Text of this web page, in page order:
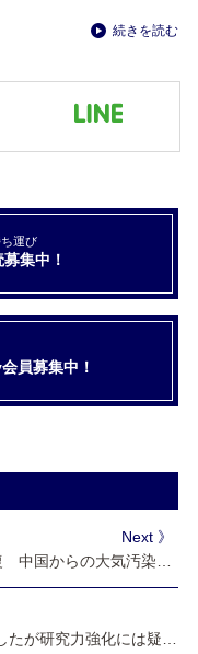
続きを読む
運び
集中！
員募集中！
Next 》